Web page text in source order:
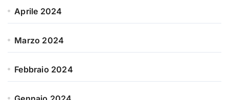
Aprile 2024
Marzo 2024
Febbraio 2024